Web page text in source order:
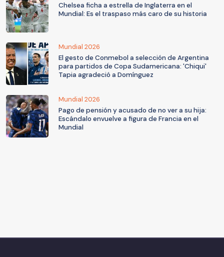
Chelsea ficha a estrella de Inglaterra en el
Mundial: Es el traspaso más caro de su historia
Mundial 2026
El gesto de Conmebol a selección de Argentina
para partidos de Copa Sudamericana: 'Chiqui'
Tapia agradeció a Domínguez
Mundial 2026
Pago de pensión y acusado de no ver a su hija:
Escándalo envuelve a figura de Francia en el
Mundial